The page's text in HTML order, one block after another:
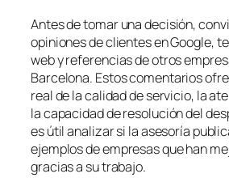
Antes de tomar una decisión,
opiniones de clientes en Google,
web y referencias de otros
Barcelona. Estos comentarios
real de la calidad de servicio, la
la capacidad de resolución del
es útil analizar si la asesoría
ejemplos de empresas que han
gracias a su trabajo.